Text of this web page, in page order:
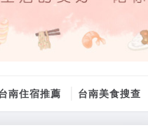
南住宿推薦 台南美食搜查
大金冷氣維修